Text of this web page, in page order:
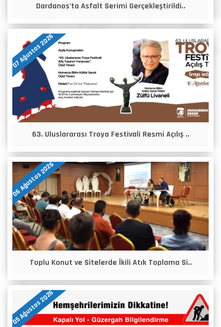
Dardanos'ta Asfalt Serimi Gerçekleştirildi..
07 Ağustos 2026
63. Uluslararası Troya Festivali Resmi Açılış ..
06 Ağustos 2026
Toplu Konut ve Sitelerde İkili Atık Toplama Si..
05 Ağustos 2026